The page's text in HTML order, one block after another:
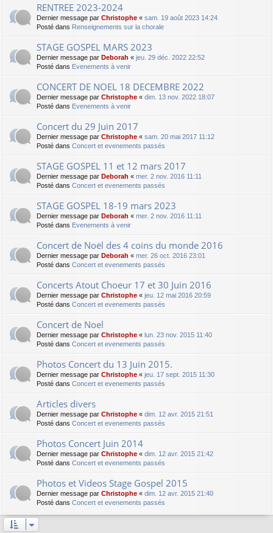
RENTREE 2023-2024
Dernier message par Christophe « sam. 19 août 2023 14:24
Posté dans Renseignements sur la chorale
STAGE GOSPEL MARS 2023
Dernier message par Deborah « jeu. 29 déc. 2022 22:52
Posté dans Evenements à venir
CONCERT DE NOEL 18 DECEMBRE 2022
Dernier message par Christophe « dim. 13 nov. 2022 18:07
Posté dans Evenements à venir
Concert du 29 Juin 2017
Dernier message par Christophe « sam. 20 mai 2017 11:12
Posté dans Concert et evenements passés
STAGE GOSPEL 11 et 12 mars 2017
Dernier message par Deborah « mer. 2 nov. 2016 11:11
Posté dans Concert et evenements passés
STAGE GOSPEL 18-19 mars 2023
Dernier message par Deborah « mer. 2 nov. 2016 11:11
Posté dans Evenements à venir
Concert de Noël des 4 coins du monde 2016
Dernier message par Deborah « mer. 26 oct. 2016 23:01
Posté dans Concert et evenements passés
Concerts Atout Choeur 17 et 30 Juin 2016
Dernier message par Christophe « jeu. 12 mai 2016 20:59
Posté dans Concert et evenements passés
Concert de Noel
Dernier message par Christophe « lun. 23 nov. 2015 11:40
Posté dans Concert et evenements passés
Photos Concert du 13 Juin 2015.
Dernier message par Christophe « jeu. 17 sept. 2015 11:30
Posté dans Concert et evenements passés
Articles divers
Dernier message par Christophe « dim. 12 avr. 2015 21:51
Posté dans Concert et evenements passés
Photos Concert Juin 2014
Dernier message par Christophe « dim. 12 avr. 2015 21:42
Posté dans Concert et evenements passés
Photos et Videos Stage Gospel 2015
Dernier message par Christophe « dim. 12 avr. 2015 21:40
Posté dans Concert et evenements passés